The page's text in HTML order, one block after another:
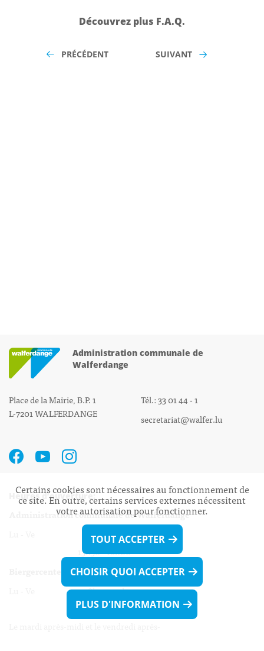
Découvrez plus F.A.Q.
PRÉCÉDENT SUIVANT
Administration communale de
Walferdange
Place de la Mairie, B.P. 1
L-7201 WALFERDANGE
Tél.: 33 01 44 - 1
secretariat@walfer.lu
Heures d’ouverture:
Administration communale de Walferdange
Lu - Ve 08h00 - 11h30
13h30 - 16h00
Lu - Ve 08h00 - 11h30
13h30 - 16h00
Certains cookies sont nécessaires au fonctionnement de
ce site. En outre, certains services externes nécessitent
votre autorisation pour fonctionner.
TOUT ACCEPTER
CHOISIR QUOI ACCEPTER
PLUS D'INFORMATION